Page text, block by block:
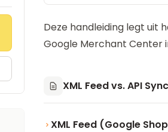
Deze handleiding legt uit
Google Merchant Center
XML Feed vs. API Sync
XML Feed (Google